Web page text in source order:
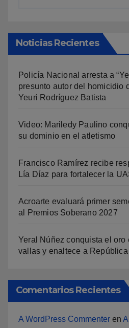
Noticias Recientes
Policía Nacional arresta a
presunto autor del homicidio
Yeuri Rodríguez Batista
Video: Mariledy Paulino
su dominio en el atletismo
Francisco Ramírez recibe
Lía Díaz para fortalecer la
Acroarte evaluará primer
al Premios Soberano 2027
Yeral Núñez conquista el oro
vallas y enaltece a
Comentarios Recientes
A WordPress Commenter en